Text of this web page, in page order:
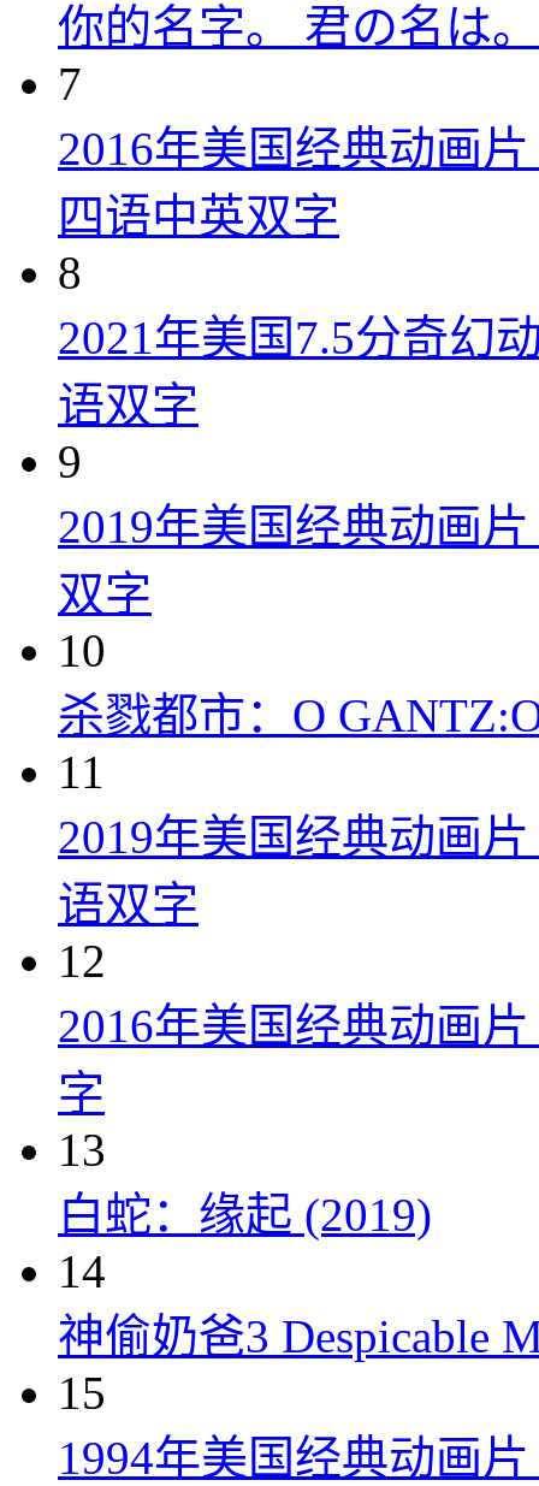
你的名字。 君の名は
7
2016年美国经典动画
四语中英双字
8
2021年美国7.5分奇幻
语双字
9
2019年美国经典动画
双字
10
杀戮都市：O
11
2019年美国经典动画
语双字
12
2016年美国经典动画
字
13
白蛇：缘起 (2019)
14
神偷奶爸3 Despicable
15
1994年美国经典动画